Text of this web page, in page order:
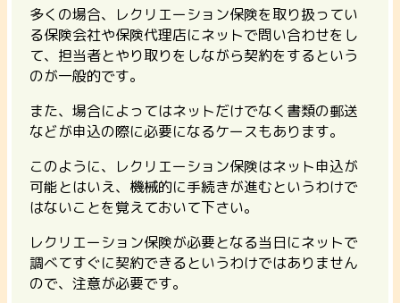
多くの場合、
レクリエーション保険を取り扱ってい
る保険会社や保険代理店にネットで問い合わせをし
て、担当者とやり取りをしながら契約をするという
のが一般的です。
また、場合によってはネットだけでなく書類の郵送
などが申込の際に必要になるケースもあります。
このように、レクリエーション保険はネット申込が
可能とはいえ、機械的に手続きが進むというわけで
はないことを覚えておいて下さい。
レクリエーション保険が必要となる当日にネットで
調べてすぐに契約できるというわけではありません
ので、注意が必要です。